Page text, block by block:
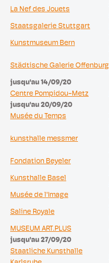
La Nef des Jouets
Staatsgalerie Stuttgart
Kunstmuseum Bern
Städtische Galerie Offenburg
jusqu'au 14/09/20
Centre Pompidou-Metz
jusqu'au 20/09/20
Musée du Temps
kunsthalle messmer
Fondation Beyeler
Kunsthalle Basel
Musée de l'Image
Saline Royale
MUSEUM ART.PLUS
jusqu'au 27/09/20
Staatliche Kunsthalle